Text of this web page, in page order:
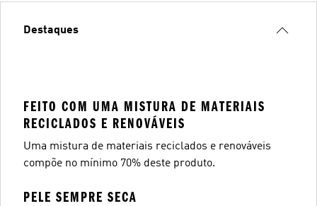
Destaques
FEITO COM UMA MISTURA DE MATERIAIS
RECICLADOS E RENOVÁVEIS
Uma mistura de materiais reciclados e renováveis
compõe no mínimo 70% deste produto.
PELE SEMPRE SECA